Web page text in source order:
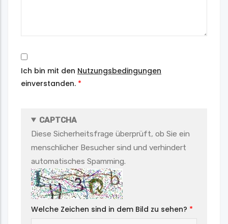
Ich bin mit den Nutzungsbedingungen
einverstanden.
CAPTCHA
Diese Sicherheitsfrage überprüft, ob Sie ein
menschlicher Besucher sind und verhindert
automatisches Spamming.
Welche Zeichen sind in dem Bild zu sehen?